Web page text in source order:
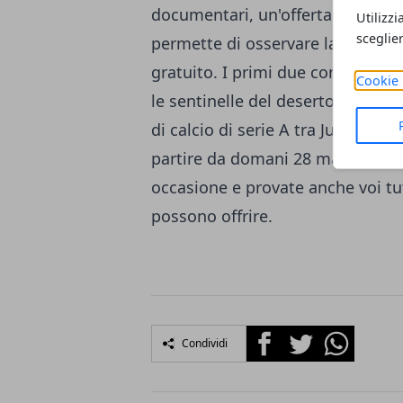
Cookie
documentari, un'offerta
permette di osservare la
gratuito. I primi due contenuti
le sentinelle del deserto" e
di calcio di serie A tra Juventus-
partire da domani 28 marzo
occasione e provate anche voi
possono offrire.
Condividi FacebookTwitterWhatsapp